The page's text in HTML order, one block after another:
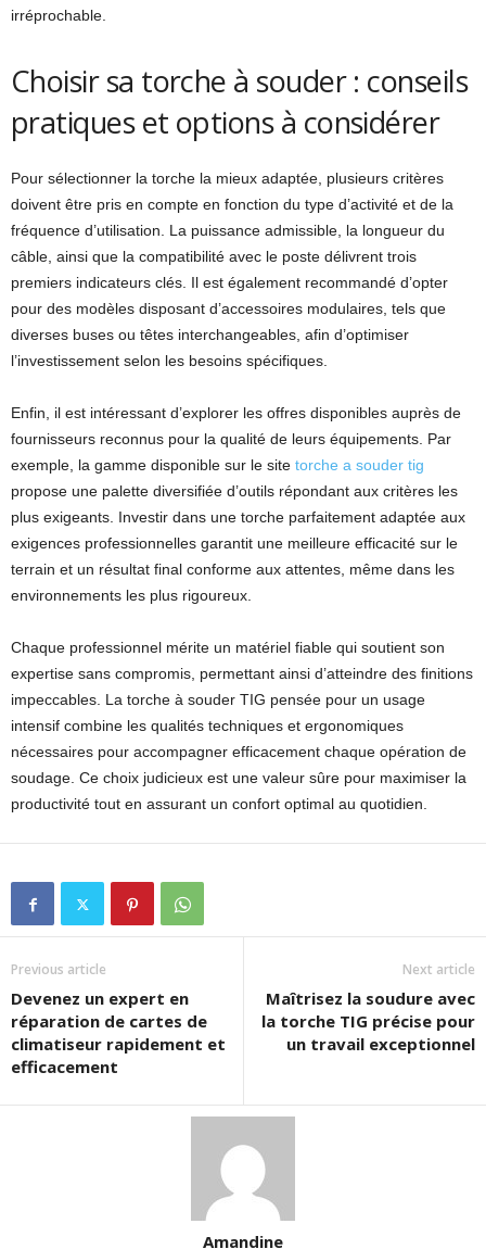
irréprochable.
Choisir sa torche à souder : conseils
pratiques et options à considérer
Pour sélectionner la torche la mieux adaptée, plusieurs critères
doivent être pris en compte en fonction du type d’activité et de la
fréquence d’utilisation. La puissance admissible, la longueur du
câble, ainsi que la compatibilité avec le poste délivrent trois
premiers indicateurs clés. Il est également recommandé d’opter
pour des modèles disposant d’accessoires modulaires, tels que
diverses buses ou têtes interchangeables, afin d’optimiser
l’investissement selon les besoins spécifiques.
Enfin, il est intéressant d’explorer les offres disponibles auprès de
fournisseurs reconnus pour la qualité de leurs équipements. Par
exemple, la gamme disponible sur le site torche a souder tig
propose une palette diversifiée d’outils répondant aux critères les
plus exigeants. Investir dans une torche parfaitement adaptée aux
exigences professionnelles garantit une meilleure efficacité sur le
terrain et un résultat final conforme aux attentes, même dans les
environnements les plus rigoureux.
Chaque professionnel mérite un matériel fiable qui soutient son
expertise sans compromis, permettant ainsi d’atteindre des finitions
impeccables. La torche à souder TIG pensée pour un usage
intensif combine les qualités techniques et ergonomiques
nécessaires pour accompagner efficacement chaque opération de
soudage. Ce choix judicieux est une valeur sûre pour maximiser la
productivité tout en assurant un confort optimal au quotidien.
Previous article
Devenez un expert en
réparation de cartes de
climatiseur rapidement et
efficacement
Next article
Maîtrisez la soudure avec
la torche TIG précise pour
un travail exceptionnel
Amandine